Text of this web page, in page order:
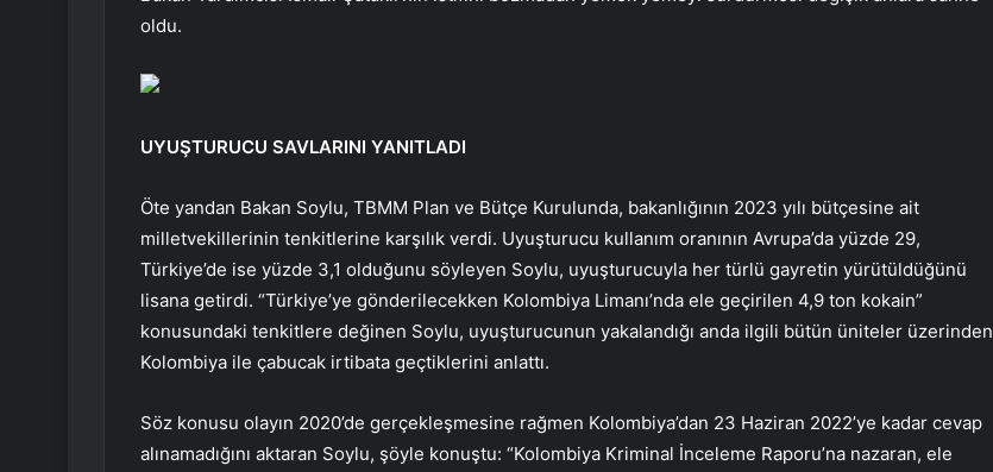
oldu.
UYUŞTURUCU SAVLARINI YANITLADI
Öte yandan Bakan Soylu, TBMM Plan ve Bütçe Kurulunda, bakanlığının 2023 yılı bütçesine ait
milletvekillerinin tenkitlerine karşılık verdi. Uyuşturucu kullanım oranının Avrupa’da yüzde 29,
Türkiye’de ise yüzde 3,1 olduğunu söyleyen Soylu, uyuşturucuyla her türlü gayretin yürütüldüğünü
lisana getirdi. “Türkiye’ye gönderilecekken Kolombiya Limanı’nda ele geçirilen 4,9 ton kokain”
konusundaki tenkitlere değinen Soylu, uyuşturucunun yakalandığı anda ilgili bütün üniteler üzerinden
Kolombiya ile çabucak irtibata geçtiklerini anlattı.
Söz konusu olayın 2020’de gerçekleşmesine rağmen Kolombiya’dan 23 Haziran 2022’ye kadar cevap
alınamadığını aktaran Soylu, şöyle konuştu: “Kolombiya Kriminal İnceleme Raporu’na nazaran, ele